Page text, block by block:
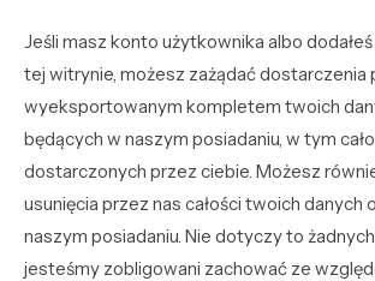
Jeśli masz konto użytkownika albo
tej witrynie, możesz zażądać dostarczenia
wyeksportowanym kompletem twoich
będących w naszym posiadaniu, w tym
dostarczonych przez ciebie. Możesz
usunięcia przez nas całości twoich danych
naszym posiadaniu. Nie dotyczy to
jesteśmy zobligowani zachować ze